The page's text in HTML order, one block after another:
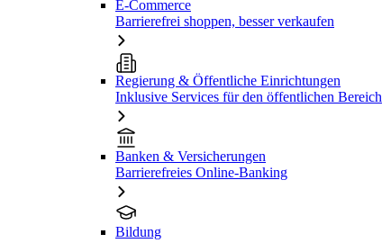
E-Commerce
Barrierefrei shoppen, besser verkaufen
Regierung & Öffentliche Einrichtungen
Inklusive Services für den öffentlichen Bereich
Banken & Versicherungen
Barrierefreies Online-Banking
Bildung